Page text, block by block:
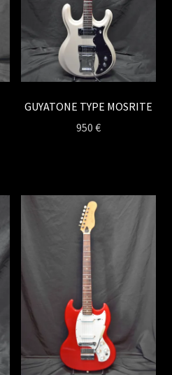
GUYATONE TYPE MOSRITE
950€